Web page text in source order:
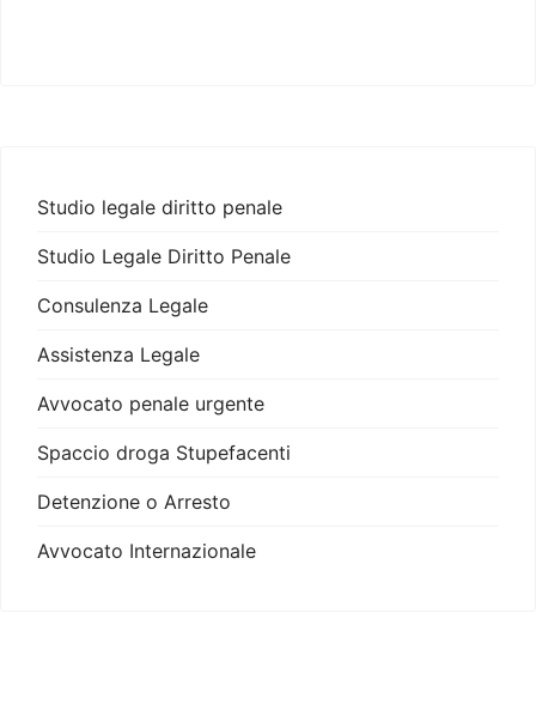
Studio legale diritto penale
Studio Legale Diritto Penale
Consulenza Legale
Assistenza Legale
Avvocato penale urgente
Spaccio droga Stupefacenti
Detenzione o Arresto
Avvocato Internazionale